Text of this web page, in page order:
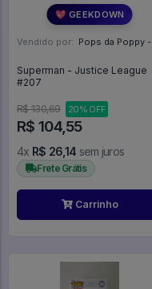
💖 GEEKDOWN
Vendido por: Pops da Poppy - SP
Superman - Justice League
#207
R$ 130,69 20% OFF
R$ 104,55
4x R$ 26,14 sem juros
Frete Grátis
Carrinho